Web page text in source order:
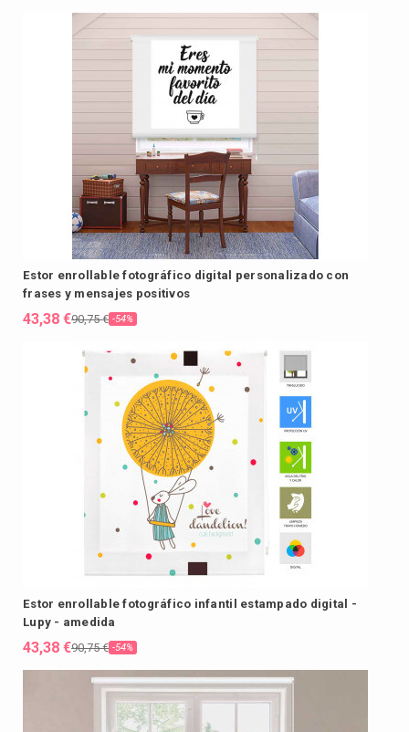
Estor enrollable fotográfico digital personalizado con
frases y mensajes positivos
43,38 €90,75 € -54%
Estor enrollable fotográfico infantil estampado digital -
Lupy - amedida
43,38 €90,75 € -54%